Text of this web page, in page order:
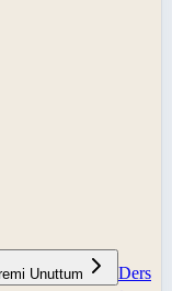
Unuttum
Ders